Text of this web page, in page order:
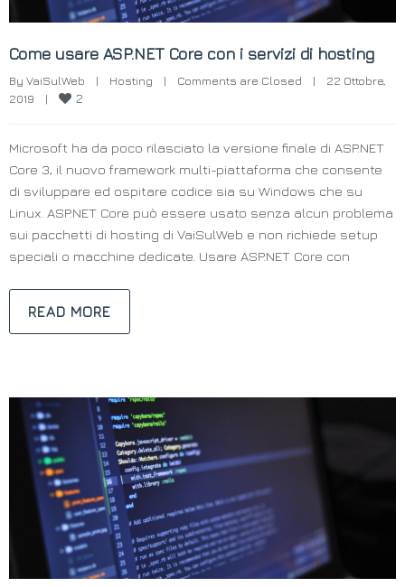
Come usare ASP.NET Core con i servizi di hosting
By VaiSulWeb | Hosting | Comments are Closed |
22 Ottobre,
2019 | 2
Microsoft ha da poco rilasciato la versione finale di ASP.NET
Core 3, il nuovo framework multi-piattaforma che consente
di sviluppare ed ospitare codice sia su Windows che su
Linux. ASP.NET Core può essere usato senza alcun problema
sui pacchetti di hosting di VaiSulWeb e non richiede setup
speciali o macchine dedicate. Usare ASP.NET Core con
READ MORE